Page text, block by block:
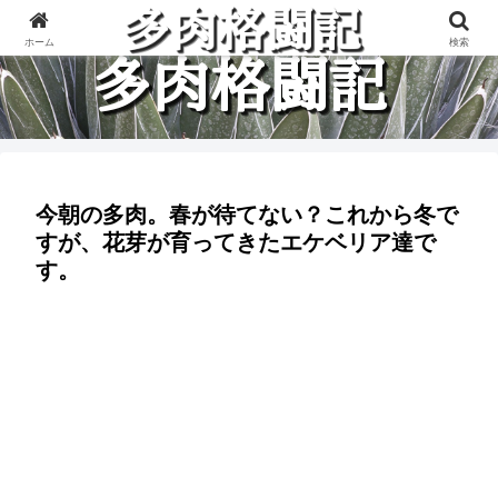
多肉植物と楽しく格闘している記録です。
今朝の多肉。春が待てない？これから冬で
すが、花芽が育ってきたエケベリア達で
す。
ホーム 検索